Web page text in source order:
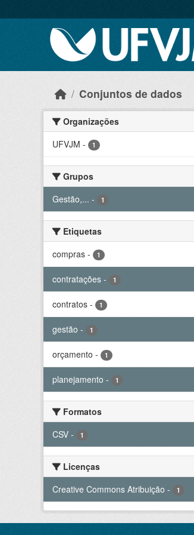
Conjuntos de dados
Organizações
UFVJM - 1
Grupos
Gestão,... - 1
Etiquetas
compras - 1
contratações - 1
contratos - 1
gestão - 1
orçamento - 1
planejamento - 1
Formatos
CSV - 1
Licenças
Creative Commons Atribuição - 1